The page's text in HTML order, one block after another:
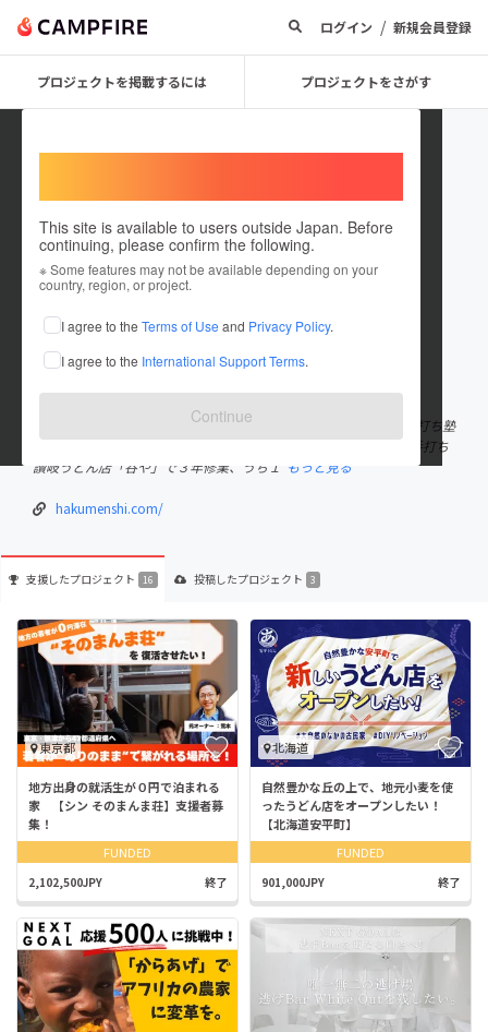
ログイン / 新規会員登録
プロジェクトを掲載するには プロジェクトをさがす
This site is available to users outside Japan. Before
continuing, please confirm the following.
※ Some features may not be available depending on your
country, region, or project.
I agree to the Terms of Use and Privacy Policy.
I agree to the International Support Terms.
Continue
onoudon
これまでに16回支援して3件のプロジェクトを投稿しています
在住国：日本 現在地：東京都
出身国：日本 出身地：愛媛県
小野ウどん 手打師/うどんアーティスト/浅草真九郎の店主/浅草手打ち塾
の塾長 1990年生まれ。ミシュラン.ビブグルマンにも選出される手打ち
讃岐うどん店「谷や」で３年修業、うち１ もっと見る
hakumenshi.com/
支援したプロジェクト 16 投稿したプロジェクト 3
東京都
地方出身の就活生が０円で泊まれる
家 【シン そのまんま荘】支援者募
集！
FUNDED
2,102,500JPY 終了
北海道
自然豊かな丘の上で、地元小麦を使
ったうどん店をオープンしたい！
【北海道安平町】
FUNDED
901,000JPY 終了